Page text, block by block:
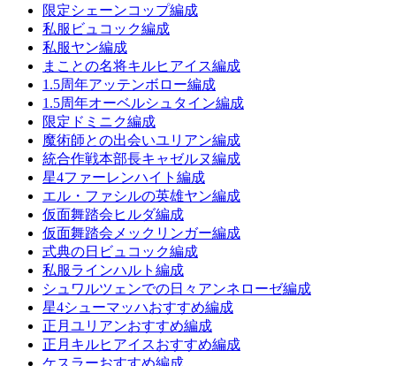
限定シェーンコップ編成
私服ビュコック編成
私服ヤン編成
まことの名将キルヒアイス編成
1.5周年アッテンボロー編成
1.5周年オーベルシュタイン編成
限定ドミニク編成
魔術師との出会いユリアン編成
統合作戦本部長キャゼルヌ編成
星4ファーレンハイト編成
エル・ファシルの英雄ヤン編成
仮面舞踏会ヒルダ編成
仮面舞踏会メックリンガー編成
式典の日ビュコック編成
私服ラインハルト編成
シュワルツェンでの日々アンネローゼ編成
星4シューマッハおすすめ編成
正月ユリアンおすすめ編成
正月キルヒアイスおすすめ編成
ケスラーおすすめ編成